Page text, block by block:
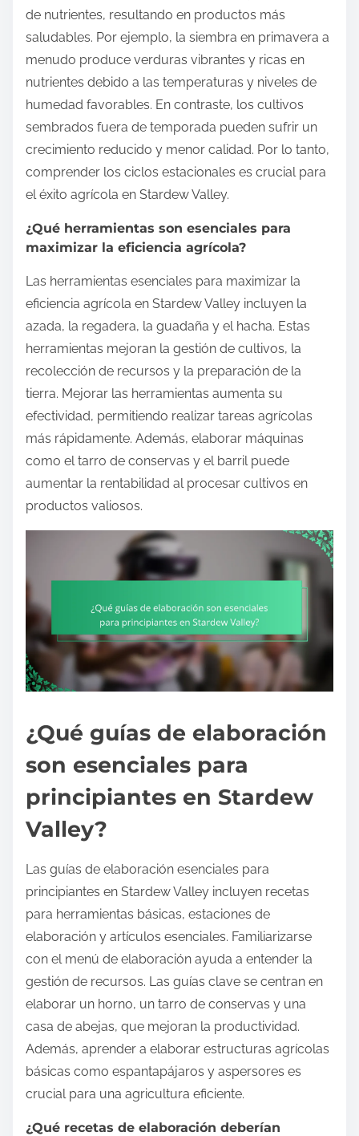
de nutrientes, resultando en productos más
saludables. Por ejemplo, la siembra en primavera a
menudo produce verduras vibrantes y ricas en
nutrientes debido a las temperaturas y niveles de
humedad favorables. En contraste, los cultivos
sembrados fuera de temporada pueden sufrir un
crecimiento reducido y menor calidad. Por lo tanto,
comprender los ciclos estacionales es crucial para
el éxito agrícola en Stardew Valley.
¿Qué herramientas son esenciales para
maximizar la eficiencia agrícola?
Las herramientas esenciales para maximizar la
eficiencia agrícola en Stardew Valley incluyen la
azada, la regadera, la guadaña y el hacha. Estas
herramientas mejoran la gestión de cultivos, la
recolección de recursos y la preparación de la
tierra. Mejorar las herramientas aumenta su
efectividad, permitiendo realizar tareas agrícolas
más rápidamente. Además, elaborar máquinas
como el tarro de conservas y el barril puede
aumentar la rentabilidad al procesar cultivos en
productos valiosos.
¿Qué guías de elaboración
son esenciales para
principiantes en Stardew
Valley?
Las guías de elaboración esenciales para
principiantes en Stardew Valley incluyen recetas
para herramientas básicas, estaciones de
elaboración y artículos esenciales. Familiarizarse
con el menú de elaboración ayuda a entender la
gestión de recursos. Las guías clave se centran en
elaborar un horno, un tarro de conservas y una
casa de abejas, que mejoran la productividad.
Además, aprender a elaborar estructuras agrícolas
básicas como espantapájaros y aspersores es
crucial para una agricultura eficiente.
¿Qué recetas de elaboración deberían